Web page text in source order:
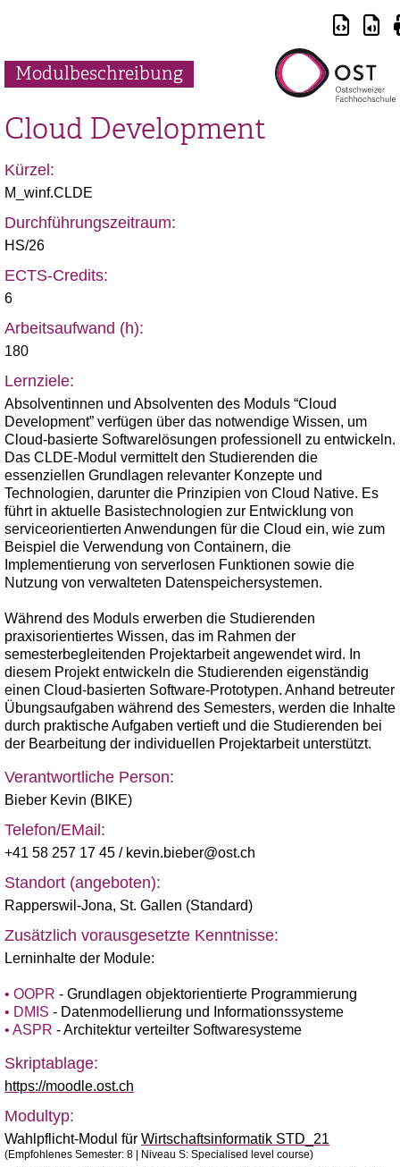
Modulbeschreibung
Cloud Development
Kürzel:
M_winf.CLDE
Durchführungszeitraum:
HS/26
ECTS-Credits:
6
Arbeitsaufwand (h):
180
Lernziele:
Absolventinnen und Absolventen des Moduls “Cloud
Development” verfügen über das notwendige Wissen, um
Cloud-basierte Softwarelösungen professionell zu entwickeln.
Das CLDE-Modul vermittelt den Studierenden die
essenziellen Grundlagen relevanter Konzepte und
Technologien, darunter die Prinzipien von Cloud Native. Es
führt in aktuelle Basistechnologien zur Entwicklung von
serviceorientierten Anwendungen für die Cloud ein, wie zum
Beispiel die Verwendung von Containern, die
Implementierung von serverlosen Funktionen sowie die
Nutzung von verwalteten Datenspeichersystemen.
Während des Moduls erwerben die Studierenden
praxisorientiertes Wissen, das im Rahmen der
semesterbegleitenden Projektarbeit angewendet wird. In
diesem Projekt entwickeln die Studierenden eigenständig
einen Cloud-basierten Software-Prototypen. Anhand betreuter
Übungsaufgaben während des Semesters, werden die Inhalte
durch praktische Aufgaben vertieft und die Studierenden bei
der Bearbeitung der individuellen Projektarbeit unterstützt.
Verantwortliche Person:
Bieber Kevin (BIKE)
Telefon/EMail:
+41 58 257 17 45 / kevin.bieber@ost.ch
Standort (angeboten):
Rapperswil-Jona, St. Gallen (Standard)
Zusätzlich vorausgesetzte Kenntnisse:
Lerninhalte der Module:
• OOPR - Grundlagen objektorientierte Programmierung
• DMIS - Datenmodellierung und Informationssysteme
• ASPR - Architektur verteilter Softwaresysteme
Skriptablage:
https://moodle.ost.ch
Modultyp:
Wahlpflicht-Modul für Wirtschaftsinformatik STD_21
(Empfohlenes Semester: 8 | Niveau S: Specialised level course)